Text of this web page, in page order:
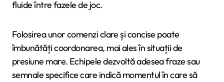
fluide între fazele de joc.
Folosirea unor comenzi clare și concise poate
îmbunătăți coordonarea, mai ales în situații de
presiune mare. Echipele dezvoltă adesea fraze sau
semnale specifice care indică momentul în care să